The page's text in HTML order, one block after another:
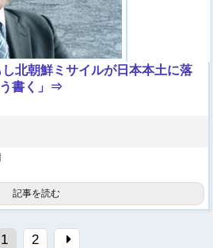
し北朝鮮ミサイルが日本本土に落
書く」⇒
記事を読む
1 2